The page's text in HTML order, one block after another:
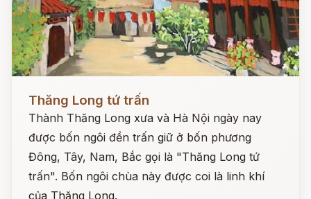
Thăng Long tứ trấn
Thành Thăng Long xưa và Hà Nội ngày nay
được bốn ngôi đền trấn giữ ở bốn phương
Đông, Tây, Nam, Bắc gọi là "Thăng Long tứ
trấn". Bốn ngôi chùa này được coi là linh khí
của Thăng Long.